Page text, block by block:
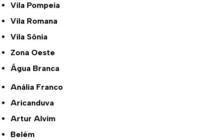
Vila Pompeia
Vila Romana
Vila Sônia
Zona Oeste
Água Branca
Anália Franco
Aricanduva
Artur Alvim
Belém